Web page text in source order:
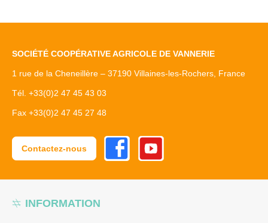
INFORMATION
SOCIÉTÉ COOPÉRATIVE AGRICOLE DE VANNERIE
1 rue de la Cheneillère – 37190 Villaines-les-Rochers, France
Tél. +33(0)2 47 45 43 03
Fax +33(0)2 47 45 27 48
Contactez-nous
FacebookYoutube